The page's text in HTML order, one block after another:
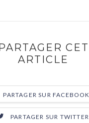
CET
ARTICLE
PARTAGER SUR FACEBOOK
PARTAGER SUR TWITTER